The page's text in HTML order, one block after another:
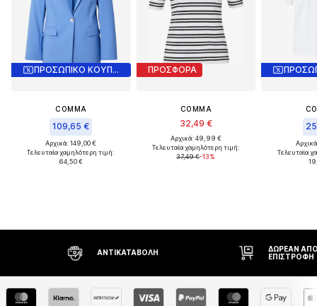
ΠΡΟΣΩΠΙΚΟ ΚΟΥΠΟΝΙ
COMMA
109,65 €
Αρχικά: 149,00 €
Τελευταία χαμηλότερη τιμή:
64,50 €
ΠΡΟΣΦΟΡΑ
COMMA
32,49 €
Αρχικά: 49,99 €
Τελευταία χαμηλότερη τιμή:
37,49 €-13%
Τελευταία
ΔΩΡΕΆΝ ΑΠΟΣΤΟΛΉ* ΚΑΙ
ΕΠΙΣΤΡΟΦΉ
ΔΙΚΑΊΩΜΑ
ΗΜΕΡΏΝ